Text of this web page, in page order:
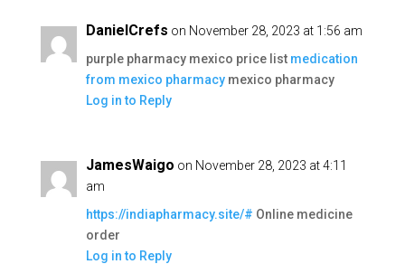
DanielCrefs on November 28, 2023 at 1:56 am
purple pharmacy mexico price list medication
from mexico pharmacymexico pharmacy
Log in to Reply
JamesWaigo on November 28, 2023 at 4:11
am
https://indiapharmacy.site/# Online medicine
order
Log in to Reply